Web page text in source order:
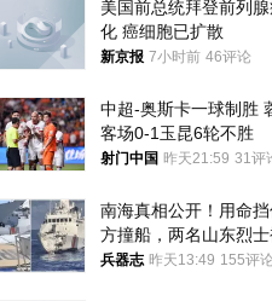
美国前总统拜登前列
化 癌细胞已扩散
新京报 7小时前 46评论
中超-奥斯卡一球制胜
客场0-1玉昆6轮不胜
射门中国 昨天21:59 31评
南海真相公开！用命
方撞船，两名山东烈士
武警最高荣誉
兵器志 昨天13:49 155评论